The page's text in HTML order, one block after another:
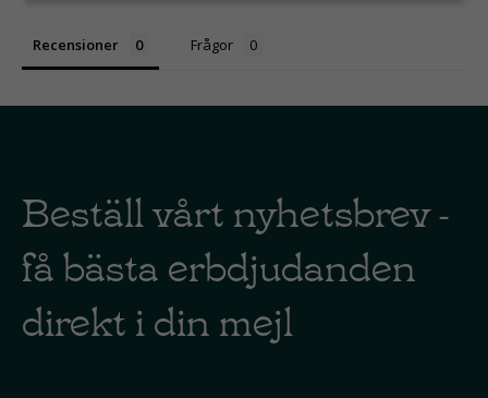
Recensioner Frågor
Beställ vårt nyhetsbrev -
få bästa erbdjudanden
direkt i din mejl